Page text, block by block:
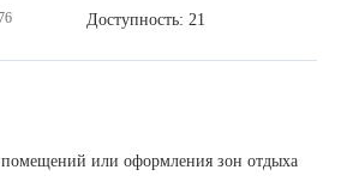
Доступность: 21
или оформления зон отдыха